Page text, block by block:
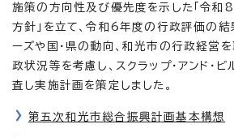
施策の方向性及び優先度を示した「令和
方針」を立て、令和6年度の行政評価の結
ーズや国・県の動向、和光市の行政経営
政状況等を考慮し、スクラップ・アンド・
査し実施計画を策定しました。
第五次和光市総合振興計画基本構想